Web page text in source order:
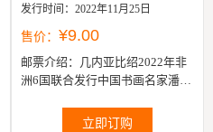
发行时间：2022年11月25日
售价： ¥9.00
邮票介绍：
几内亚比绍2022年非
洲6国联合发行中国书画名家潘天
立即订购